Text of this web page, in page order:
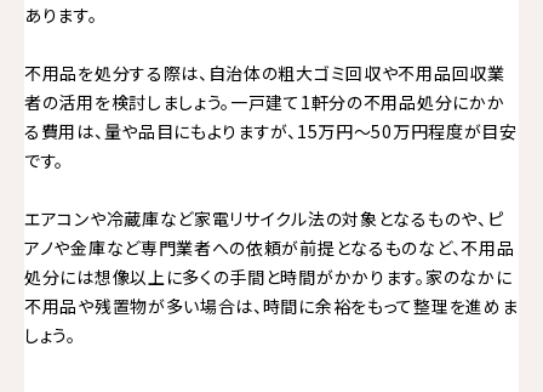
あります。
不用品を処分する際は、自治体の粗大ゴミ回収や不用品回収業
者の活用を検討しましょう。一戸建て1軒分の不用品処分にかか
る費用は、量や品目にもよりますが、15万円～50万円程度が目安
です。
エアコンや冷蔵庫など家電リサイクル法の対象となるものや、ピ
アノや金庫など専門業者への依頼が前提となるものなど、不用品
処分には想像以上に多くの手間と時間がかかります。家のなかに
不用品や残置物が多い場合は、時間に余裕をもって整理を進めま
しょう。